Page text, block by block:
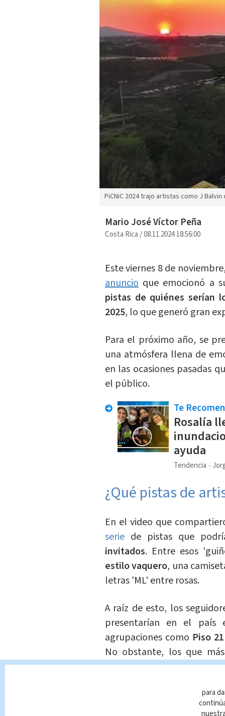
PiCNiC 2024 trajo artistas como J Balvin
Mario José Víctor Peña
Costa Rica/08.11.2024 18:56:00
Este viernes 8 de
anuncio que emocionó a
pistas de quiénes serían
2025, lo que generó gran
Para el próximo año, se
una atmósfera llena de
en las ocasiones pasadas
el público.
Te
Rosalía
ayuda
Tendencia
¿Qué pistas de
En el video que
serie de pistas que
invitados. Entre esos
estilo vaquero, una
letras 'ML' entre rosas.
A raíz de esto, los
presentarían en el país
agrupaciones como Piso 21
No obstante, los que
organizaciónreaccionócon
para
nuestra